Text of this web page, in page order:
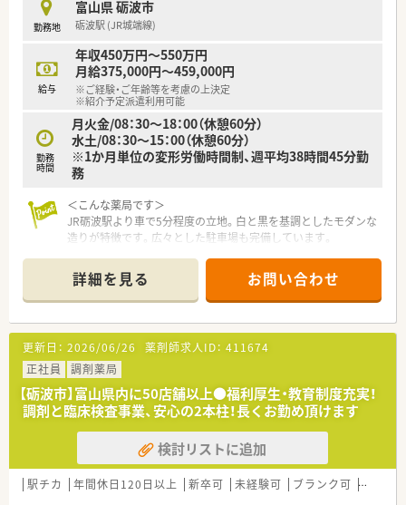
勤務地
富山県 砺波市
砺波駅 (JR城端線)
給与
年収450万円～550万円
月給375,000円～459,000円
※ご経験・ご年齢等を考慮の上決定
※紹介予定派遣利用可能
勤務
時間
月火金/08：30～18：00（休憩60分）
水土/08：30～15：00（休憩60分）
※1か月単位の変形労働時間制、週平均38時間45分勤
務
＜こんな薬局です＞
JR砺波駅より車で5分程度の立地。白と黒を基調としたモダンな
造りが特徴です。広々とした駐車場も完備しています。
＜業務内容＞
外来は薬局隣りにあるクリニックからの内科の処方がメインで
す。1人薬剤師での対応になりますが、1日の平均処方箋枚数は
15枚程度と落ち着いているのでご負担なくご勤務いただけま
す。月火金は18:00まで、水土は15:00までの開局となっておりプ
ライベートとの両立が可能です。
また、会社として1週間の就業時間を平均38時間45分と短めに設
定されている点も魅力の一つです。
≪ こんな会社です ≫
■富山県に本社を置き、富山県を中心に現在では石川県、福井県
を含め北陸で50店舗以上展開する企業です。■グループ会社に
臨床検査事業を持ち、調剤との2本柱で安定性抜群の企業です。
■従業員数は306名（薬剤師153名、事務員153名 パートタイマー
詳細を見る お問い合わせ
更新日： 2026/06/26 薬剤師求人ID： 411674
正社員
調剤薬局
【砺波市】富山県内に50店舗以上●福利厚生・教育制度充実！
調剤と臨床検査事業、安心の2本柱！長くお勤め頂けます
検討リストに追加
駅チカ 年間休日120日以上 新卒可 未経験可 ブランク可 車通勤